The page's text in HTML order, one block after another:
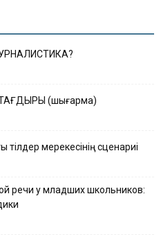
(шығарма)
мерекесінің сценариі
речи у младших школьников: